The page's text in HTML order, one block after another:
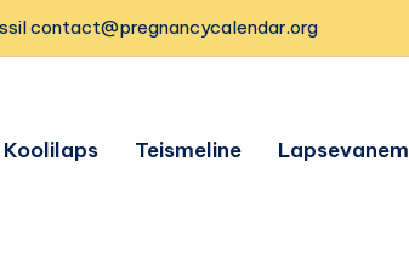
contact@pregnancycalendar.org
Koolilaps Teismeline Lapsevanem